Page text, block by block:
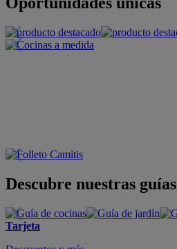
Descubre nuestras guías
Tarjeta